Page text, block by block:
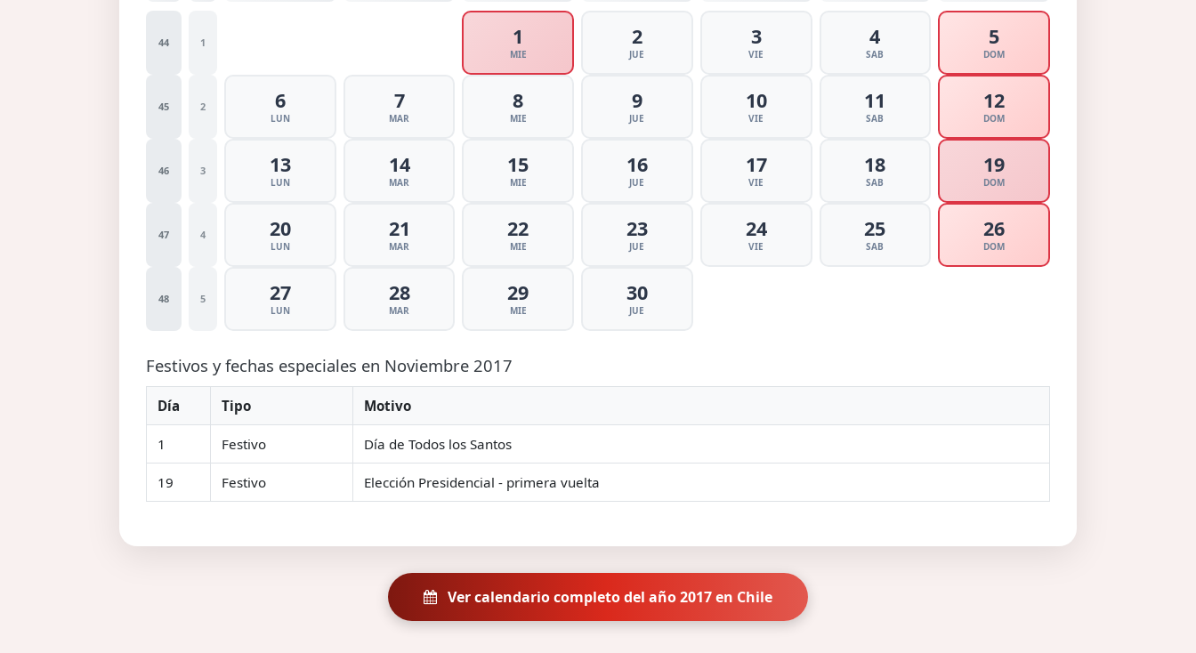
44 1 1
MIE
2
JUE
3
VIE
4
SAB
5
DOM
45 2 6
LUN
7
MAR
8
MIE
9
JUE
10
VIE
11
SAB
12
DOM
46 3 13
LUN
14
MAR
15
MIE
16
JUE
17
VIE
18
SAB
19
DOM
47 4 20
LUN
21
MAR
22
MIE
23
JUE
24
VIE
25
SAB
26
DOM
48 5 27
LUN
28
MAR
29
MIE
30
JUE
Festivos y fechas especiales en Noviembre 2017
Día Tipo Motivo
1 Festivo Día de Todos los Santos
19 Festivo Elección Presidencial - primera vuelta
Ver calendario completo del año 2017 en Chile